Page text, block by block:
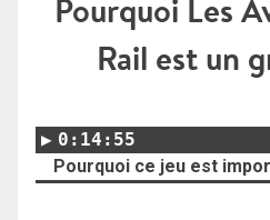
Pourquoi Les
Rail est un
0:14:55
Pourquoi ce jeu est